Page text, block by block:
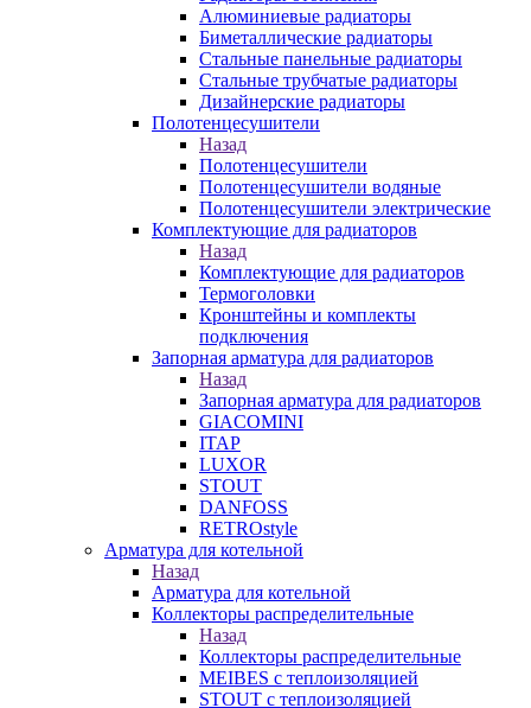
Алюминиевые радиаторы
Биметаллические радиаторы
Стальные панельные радиаторы
Стальные трубчатые радиаторы
Дизайнерские радиаторы
Полотенцесушители
Назад
Полотенцесушители
Полотенцесушители водяные
Полотенцесушители электрические
Комплектующие для радиаторов
Назад
Комплектующие для радиаторов
Термоголовки
Кронштейны и комплекты
подключения
Запорная арматура для радиаторов
Назад
Запорная арматура для радиаторов
GIACOMINI
ITAP
LUXOR
STOUT
DANFOSS
RETROstyle
Арматура для котельной
Назад
Арматура для котельной
Коллекторы распределительные
Назад
Коллекторы распределительные
MEIBES с теплоизоляцией
STOUT с теплоизоляцией